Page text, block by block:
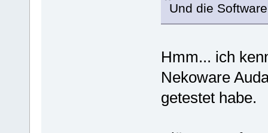
Und die
Hmm... ich
Nekoware
getestet habe.